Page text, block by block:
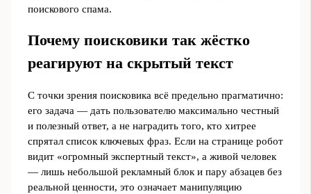
поискового спама.
Почему поисковики так жёстко
реагируют на скрытый текст
С точки зрения поисковика всё предельно прагматично:
его задача ― дать пользователю максимально честный
и полезный ответ, а не наградить того, кто хитрее
спрятал список ключевых фраз. Если на странице робот
видит «огромный экспертный текст», а живой человек
— лишь небольшой рекламный блок и пару абзацев без
реальной ценности, это означает манипуляцию